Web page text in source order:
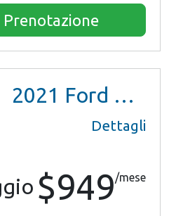
Prenotazione
2021 Ford Escape SE Hybrid
Dettagli
$949/mese